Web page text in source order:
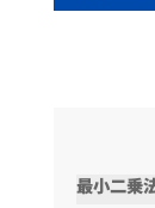
最小二乗